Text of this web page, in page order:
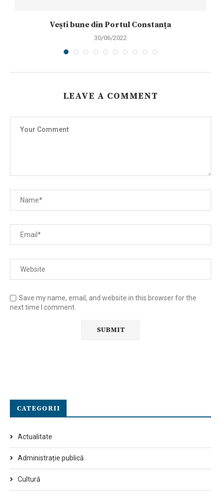
Vești bune din Portul Constanța
30/06/2022
LEAVE A COMMENT
Save my name, email, and website in this browser for the
next time I comment.
CATEGORII
Actualitate
Administrație publică
Cultură